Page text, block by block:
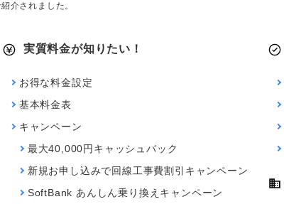
介されました。
実質料金が知りたい！
お得な料金設定
基本料金表
キャンペーン
最大40,000円キャッシュバック
新規お申し込みで回線工事費割引キャンペーン
SoftBank あんしん乗り換えキャンペーン